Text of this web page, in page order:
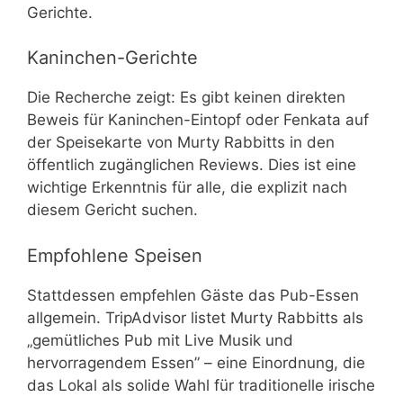
Gerichte.
Kaninchen-Gerichte
Die Recherche zeigt: Es gibt keinen direkten
Beweis für Kaninchen-Eintopf oder Fenkata auf
der Speisekarte von Murty Rabbitts in den
öffentlich zugänglichen Reviews. Dies ist eine
wichtige Erkenntnis für alle, die explizit nach
diesem Gericht suchen.
Empfohlene Speisen
Stattdessen empfehlen Gäste das Pub-Essen
allgemein. TripAdvisor listet Murty Rabbitts als
„gemütliches Pub mit Live Musik und
hervorragendem Essen” – eine Einordnung, die
das Lokal als solide Wahl für traditionelle irische